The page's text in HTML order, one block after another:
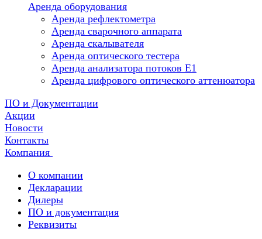
Аренда оборудования
Аренда рефлектометра
Аренда сварочного аппарата
Аренда скалывателя
Аренда оптического тестера
Аренда анализатора потоков Е1
Аренда цифрового оптического аттенюатора
ПО и Документации
Акции
Новости
Контакты
Компания
О компании
Декларации
Дилеры
ПО и документация
Реквизиты